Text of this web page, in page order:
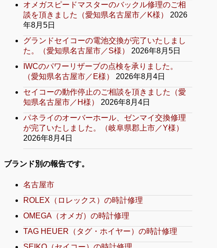
オメガスピードマスターのバックル修理のご相
談を頂きました（愛知県名古屋市／K様）
2026
年8月5日
グランドセイコーの電池交換が完了いたしまし
た。（愛知県名古屋市／S様）
2026年8月5日
IWCのパワーリザーブの点検を承りました。
（愛知県名古屋市／E様）
2026年8月4日
セイコーの動作停止のご相談を頂きました（愛
知県名古屋市／H様）
2026年8月4日
パネライのオーバーホール、ゼンマイ交換修理
が完了いたしました。（岐阜県郡上市／Y様）
2026年8月4日
ブランド別の報告です。
名古屋市
ROLEX（ロレックス）の時計修理
OMEGA（オメガ）の時計修理
TAG HEUER（タグ・ホイヤー）の時計修理